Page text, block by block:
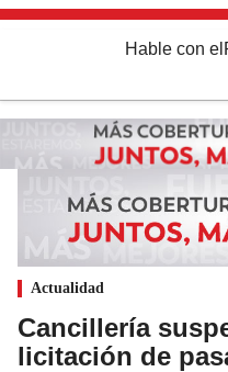
Hable con el
Actualidad
Cancillería
licitación de